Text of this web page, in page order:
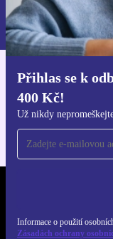
Přihlas se k
400 Kč!
Už nikdy
Informace o použití
Zásadách ochrany
Informace o použití
Zásadách ochrany